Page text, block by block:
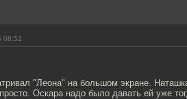
08:52
"Леона" на большом экране.
Оскара надо было давать ей уже